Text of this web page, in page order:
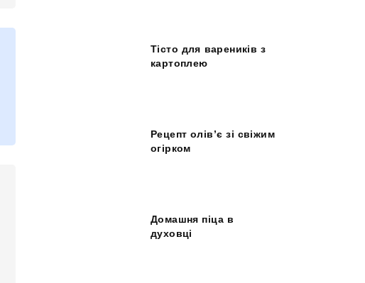
Тісто для вареників з
картоплею
Рецепт олів’є зі свіжим
огірком
Домашня піца в
духовці